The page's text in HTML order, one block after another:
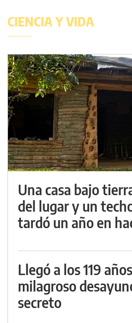
CIENCIA Y VIDA
Una casa bajo
del lugar y un
tardó un año en
Llegó a los 119
milagroso
secreto